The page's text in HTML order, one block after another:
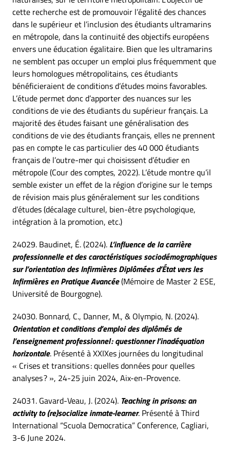
cette recherche est de promouvoir l’égalité des chances
dans le supérieur et l’inclusion des étudiants ultramarins
en métropole, dans la continuité des objectifs européens
envers une éducation égalitaire. Bien que les ultramarins
ne semblent pas occuper un emploi plus fréquemment que
leurs homologues métropolitains, ces étudiants
bénéficieraient de conditions d’études moins favorables.
L’étude permet donc d’apporter des nuances sur les
conditions de vie des étudiants du supérieur français. La
majorité des études faisant une généralisation des
conditions de vie des étudiants français, elles ne prennent
pas en compte le cas particulier des 40 000 étudiants
français de l’outre-mer qui choisissent d’étudier en
métropole (Cour des comptes, 2022). L’étude montre qu’il
semble exister un effet de la région d’origine sur le temps
de révision mais plus généralement sur les conditions
d’études (décalage culturel, bien-être psychologique,
intégration à la promotion, etc.)
24029. Baudinet, É. (2024). L’influence de la carrière
professionnelle et des caractéristiques sociodémographiques
sur l’orientation des Infirmières Diplômées d’État vers les
Infirmières en Pratique Avancée(Mémoire de Master 2 ESE,
Université de Bourgogne).
24030. Bonnard, C., Danner, M., & Olympio, N. (2024).
Orientation et conditions d’emploi des diplômés de
l’enseignement professionnel : questionner l’inadéquation
horizontale. Présenté à XXIXes journées du longitudinal
« Crises et transitions : quelles données pour quelles
analyses ? », 24-25 juin 2024, Aix-en-Provence.
24031. Gavard-Veau, J. (2024). Teaching in prisons: an
activity to (re)socialize inmate-learner. Présenté à Third
International “Scuola Democratica” Conference, Cagliari,
3-6 June 2024.